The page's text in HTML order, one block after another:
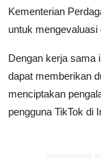
Kementerian
untuk
Dengan kerja sama
dapat memberikan
menciptakan
pengguna TikTok di